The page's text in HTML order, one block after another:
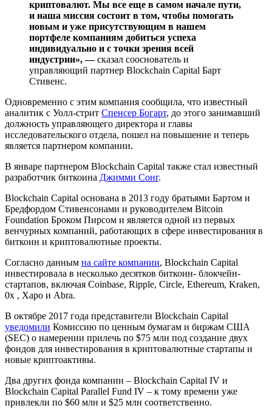
криптовалют. Мы все еще в самом начале пути,
и наша миссия состоит в том, чтобы помогать
новым и уже присутствующим в нашем
портфеле компаниям добиться успеха
индивидуально и с точки зрения всей
индустрии», —сказал сооснователь и
управляющий партнер Blockchain Capital Барт
Стивенс.
Одновременно с этим компания сообщила, что известный
аналитик с Уолл-стрит Спенсер Богарт, до этого занимавший
должность управляющего директора и главы
исследовательского отдела, пошел на повышение и теперь
является партнером компании.
В январе партнером Blockchain Capital также стал известный
разработчик биткоина Джимми Сонг.
Blockchain Capital основана в 2013 году братьями Бартом и
Бредфордом Стивенсонами и руководителем Bitcoin
Foundation Броком Пирсом и является одной из первых
венчурных компаний, работающих в сфере инвестирования в
биткоин и криптовалютные проекты.
Согласно данным на сайте компании, Blockchain Capital
инвестировала в несколько десятков биткоин- блокчейн-
стартапов, включая Coinbase, Ripple, Circle, Ethereum, Kraken,
0x , Xapo и Abra.
В октябре 2017 года представители Blockchain Capital
уведомили Комиссию по ценным бумагам и биржам США
(SEC) о намерении прилечь по $75 млн под создание двух
фондов для инвестирования в криптовалютные стартапы и
новые криптоактивы.
Два других фонда компании – Blockchain Capital IV и
Blockchain Capital Parallel Fund IV – к тому времени уже
привлекли по $60 млн и $25 млн соответственно.